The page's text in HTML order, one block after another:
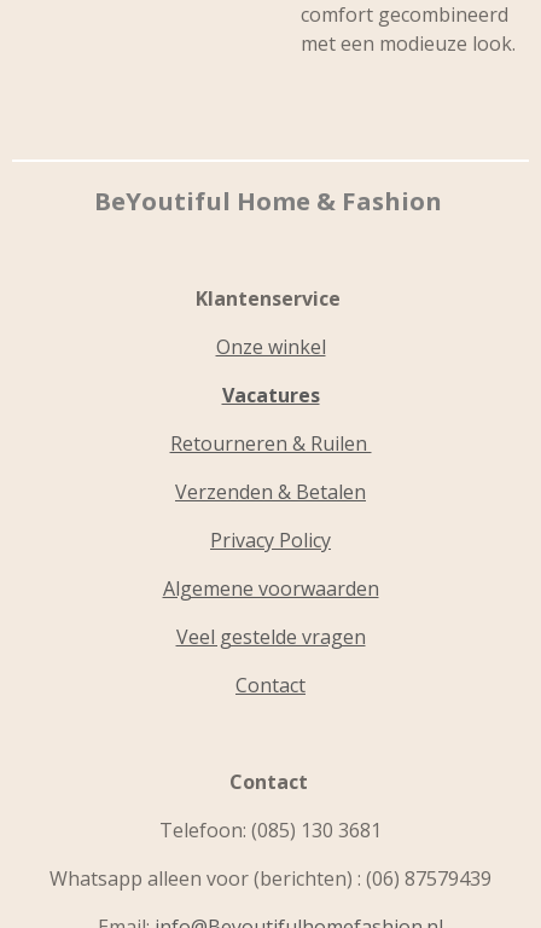
comfort gecombineerd
met een modieuze look.
BeYoutiful Home & Fashion
Klantenservice
Onze winkel
Vacatures
Retourneren & Ruilen
Verzenden & Betalen
Privacy Policy
Algemene voorwaarden
Veel gestelde vragen
Contact
Contact
Telefoon: (085) 130 3681
Whatsapp alleen voor (berichten) : (06) 87579439